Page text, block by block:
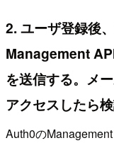
2. ユーザ登録後
Management
を送信する。メ
アクセスしたら
Auth0の